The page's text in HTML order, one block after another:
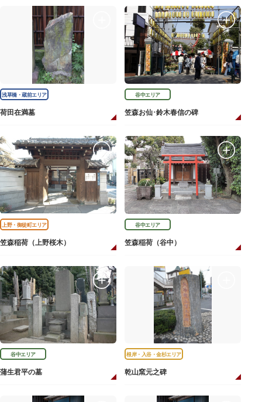
浅草橋・蔵前エリア
荷田在満墓
谷中エリア
笠森お仙･鈴木春信の碑
上野・御徒町エリア
笠森稲荷（上野桜木）
谷中エリア
笠森稲荷（谷中）
谷中エリア
蒲生君平の墓
根岸・入谷・金杉エリア
乾山窯元之碑